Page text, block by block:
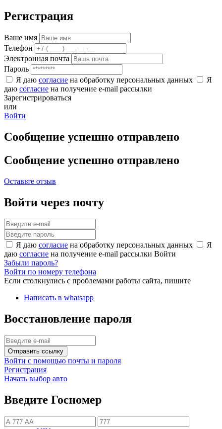
Регистрация
Ваше имя
Телефон
Электронная почта
Пароль
Я даю согласие на обработку персональных данных
Я
даю согласие на получение e-mail рассылки
Зарегистрироваться
или
Войти
Сообщение успешно отправлено
Сообщение успешно отправлено
Оставьте отзыв
Войти через почту
Я даю согласие на обработку персональных данных
Я
даю согласие на получение e-mail рассылки Войти
Забыли пароль?
Войти по номеру телефона
Если столкнулись с проблемами работы сайта, пишите
Написать в whatsapp
Восстановление пароля
Отправить ссылку
Войти с помощью почты и пароля
Регистрация
Начать выбор авто
Введите Госномер